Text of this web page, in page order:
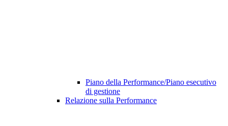
Piano della Performance/Piano esecutivo
di gestione
Relazione sulla Performance